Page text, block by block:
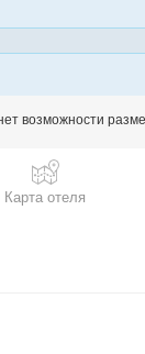
возможности
Карта отеля